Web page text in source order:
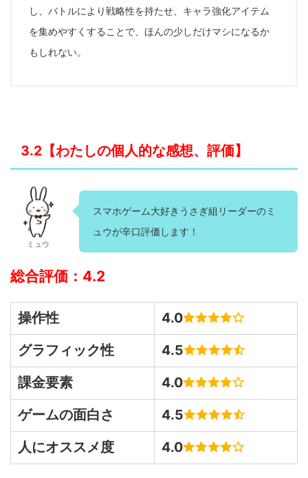
し、バトルにより戦略性を持たせ、キャラ強化アイテム
を集めやすくすることで、ほんの少しだけマシになるか
もしれない。
3.2【わたしの個人的な感想、評価】
ミュウ
スマホゲーム大好きうさぎ組リーダーのミ
ュウが辛口評価します！
総合評価：4.2
操作性
4.0
グラフィック性
4.5
課金要素
4.0
ゲームの面白さ
4.5
人にオススメ度
4.0